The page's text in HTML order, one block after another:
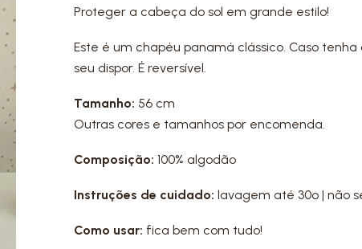
Proteger a cabeça do sol em grande estilo!
Este é um chapéu panamá clássico. Caso
seu dispor. É reversível.
Tamanho: 56 cm
Outras cores e tamanhos por encomenda.
Composição: 100% algodão
Instruções de cuidado: lavagem até 30º | não
Como usar: fica bem com tudo!